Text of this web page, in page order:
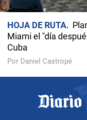
HOJA DE RUTA
Miami el "día
Cuba
Por Daniel Castropé